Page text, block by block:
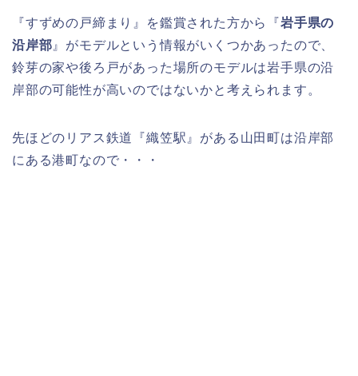
『すずめの戸締まり』を鑑賞された方から『岩手県の
沿岸部 』がモデルという情報がいくつかあったので、
鈴芽の家や後ろ戸があった場所のモデルは岩手県の沿
岸部の可能性が高いのではないかと考えられます。
先ほどのリアス鉄道『織笠駅』がある山田町は沿岸部
にある港町なので・・・